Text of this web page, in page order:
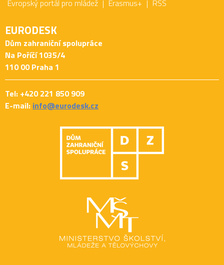
Evropský portál pro mládež
Erasmus+ RSS
EURODESK
Dům zahraniční spolupráce
Na Poříčí 1035/4
110 00 Praha 1
Tel: +420 221 850 909
E-mail: info@eurodesk.cz